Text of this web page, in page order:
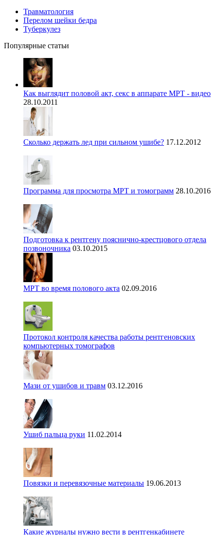
Травматология
Перелом шейки бедра
Туберкулез
Популярные статьи
Как выглядит половой акт, секс в аппарате МРТ - видео
28.10.2011
Сколько держать лед при сильном ушибе? 17.12.2012
Программа для просмотра МРТ и томограмм 28.10.2016
Подготовка к рентгену пояснично-крестцового отдела
позвоночника 03.10.2015
МРТ во время полового акта 02.09.2016
Протокол контроля качества работы рентгеновских
компьютерных томографов
Мази от ушибов и травм 03.12.2016
Ушиб пальца руки 11.02.2014
Повязки и перевязочные материалы 19.06.2013
Какие журналы нужно вести в рентгенкабинете